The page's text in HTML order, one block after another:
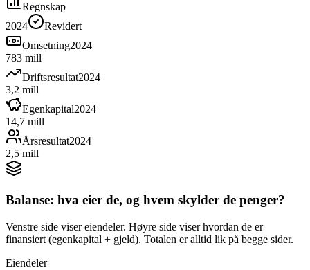
Regnskap
2024
Revidert
Omsetning2024
783 mill
Driftsresultat2024
3,2 mill
Egenkapital2024
14,7 mill
Årsresultat2024
2,5 mill
Balanse: hva eier de, og hvem skylder de penger?
Venstre side viser eiendeler. Høyre side viser hvordan de er
finansiert (egenkapital + gjeld). Totalen er alltid lik på begge sider.
Eiendeler